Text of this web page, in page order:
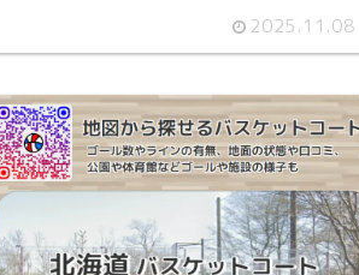
2025.11.08